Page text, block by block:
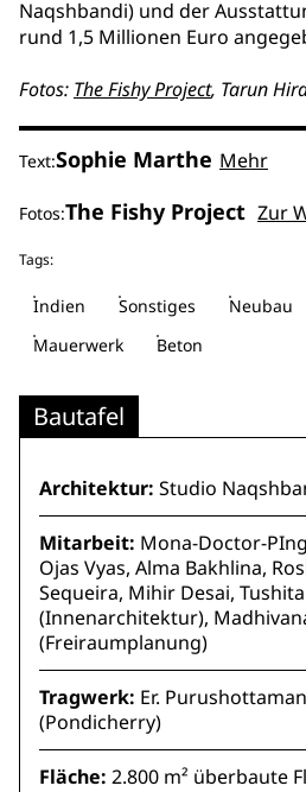
Naqshbandi) und der
rund 1,5 Millionen Euro
Fotos: The Fishy Project, Tarun
Text:Sophie Marthe Mehr
Fotos:The Fishy Project Zur
Tags:
Indien Sonstiges Neubau
Mauerwerk
Beton
Bautafel
Architektur: Studio
Mitarbeit: Mona-Doctor-
Ojas Vyas, Alma Bakhlina,
Sequeira, Mihir Desai,
(Innenarchitektur),
(Freiraumplanung)
Tragwerk: Er.
(Pondicherry)
Fläche: 2.800 m² überbaute